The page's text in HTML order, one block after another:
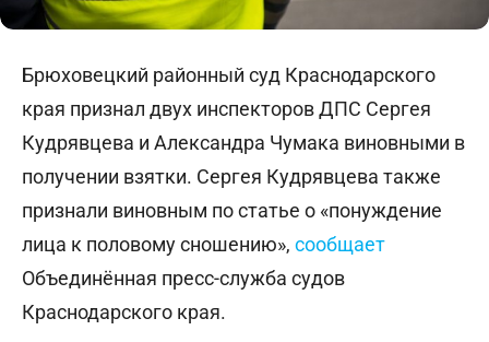
Брюховецкий районный суд Краснодарского
края признал двух инспекторов ДПС Сергея
Кудрявцева и Александра Чумака виновными в
получении взятки. Сергея Кудрявцева также
признали виновным по статье о «понуждение
лица к половому сношению», сообщает
Объединённая пресс-служба судов
Краснодарского края.